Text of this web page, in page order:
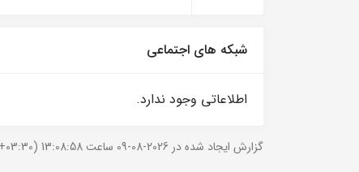
شبکه های اجتماعی
اطلاعاتی وجود ندارد.
گزارش ایجاد شده در 2026-08-09 ساعت 13:08:58 (UTC +03:30).